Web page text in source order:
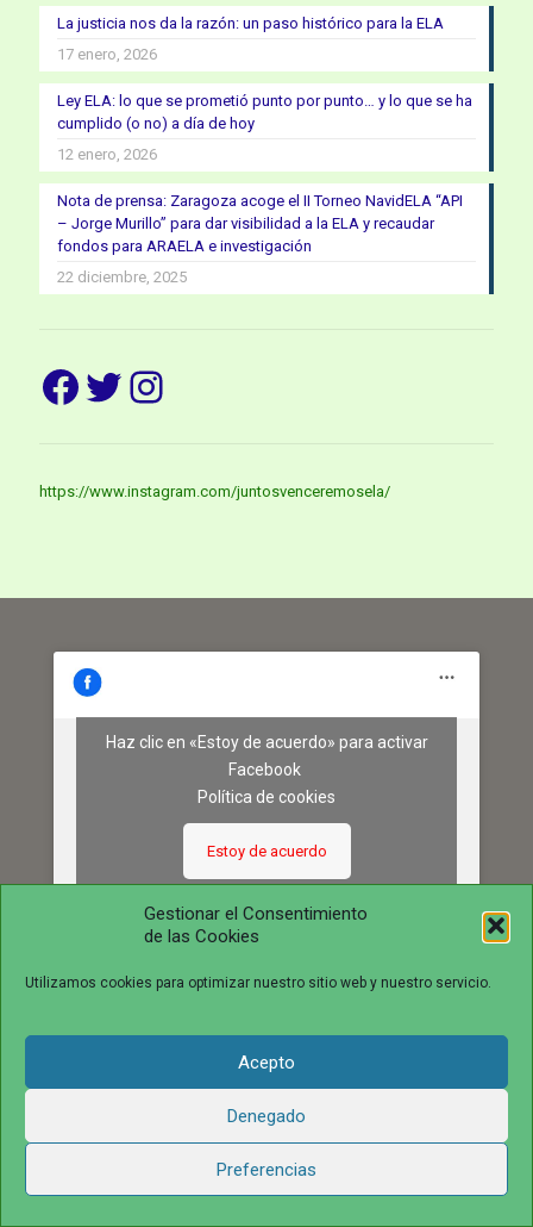
Gestionar el Consentimiento
de las Cookies
Utilizamos cookies para optimizar nuestro sitio web y nuestro servicio.
Acepto
Denegado
Preferencias
La justicia nos da la razón: un paso histórico para la ELA
17 enero, 2026
Ley ELA: lo que se prometió punto por punto… y lo que se ha
cumplido (o no) a día de hoy
12 enero, 2026
Nota de prensa: Zaragoza acoge el II Torneo NavidELA “API
– Jorge Murillo” para dar visibilidad a la ELA y recaudar
fondos para ARAELA e investigación
22 diciembre, 2025
Facebook
Twitter
Instagram
https://www.instagram.com/juntosvenceremosela/
Haz clic en «Estoy de acuerdo» para activar
Facebook
Política de cookies
Estoy de acuerdo
© 2016 juntosvenceremosela.com. All Rights Reserved.